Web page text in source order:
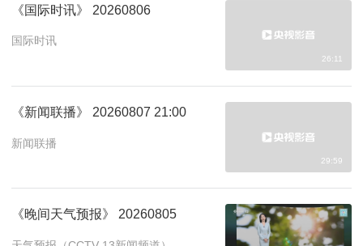
《国际时讯》 20260806
国际时讯
26:11
《新闻联播》 20260807 21:00
新闻联播
29:59
《晚间天气预报》 20260805